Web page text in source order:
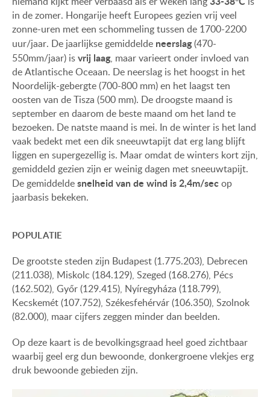
in de zomer. Hongarije heeft Europees gezien vrij veel
zonne-uren met een schommeling tussen de 1700-2200
uur/jaar. De jaarlijkse gemiddelde neerslag(470-
550mm/jaar) isvrij laag, maar varieert onder invloed van
de Atlantische Oceaan. De neerslag is het hoogst in het
Noordelijk-gebergte (700-800 mm) en het laagst ten
oosten van de Tisza (500 mm). De droogste maand is
september en daarom de beste maand om het land te
bezoeken. De natste maand is mei. In de winter is het land
vaak bedekt met een dik sneeuwtapijt dat erg lang blijft
liggen en supergezellig is. Maar omdat de winters kort zijn,
gemiddeld gezien zijn er weinig dagen met sneeuwtapijt.
De gemiddeldesnelheid van de wind is 2,4m/secop
jaarbasis bekeken.
POPULATIE
De grootste steden zijn Budapest (1.775.203), Debrecen
(211.038), Miskolc (184.129), Szeged (168.276), Pécs
(162.502), Győr (129.415), Nyíregyháza (118.799),
Kecskemét (107.752), Székesfehérvár (106.350), Szolnok
(82.000), maar cijfers zeggen minder dan beelden.
Op deze kaart is de bevolkingsgraad heel goed zichtbaar
waarbij geel erg dun bewoonde, donkergroene vlekjes erg
druk bewoonde gebieden zijn.